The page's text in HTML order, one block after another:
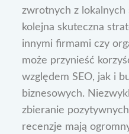
zwrotnych z
kolejna skuteczna
innymi firmami czy
może przynieść
względem SEO, jak i
biznesowych.
zbieranie
recenzje mają